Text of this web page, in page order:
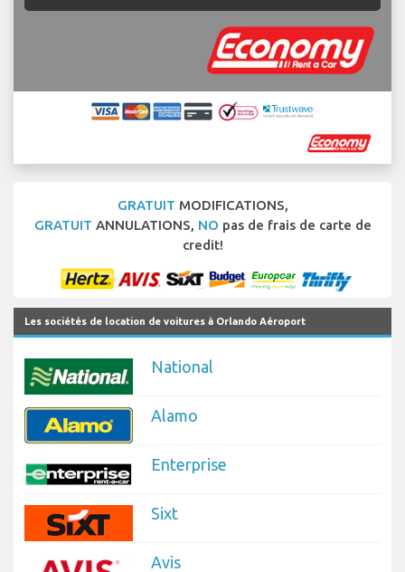
GRATUIT MODIFICATIONS,
GRATUIT ANNULATIONS, NO pas de frais de carte de
credit!
Les sociétés de location de voitures à Orlando Aéroport
National
Alamo
Enterprise
Sixt
Avis